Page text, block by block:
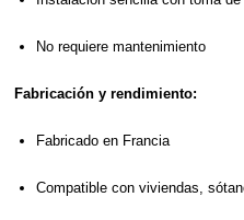
No requiere mantenimiento
Fabricación y rendimiento:
Fabricado en Francia
Compatible con viviendas,